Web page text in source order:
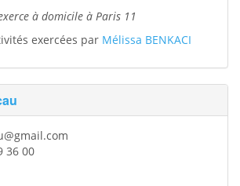
à domicile à Paris 11
exercées par Mélissa BENKACI
36 00